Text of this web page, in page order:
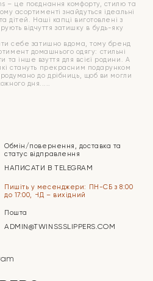
– це поєднання комфорту, стилю та
асортименті знайдуться ідеальні
дітей. Наші капці виготовлені з
відчуття затишку в будь-яку
себе затишно вдома, тому бренд
домашнього одягу: стильні
та інше взуття для всієї родини. А
стануть прекрасним подарунком
до дрібниць, щоб ви могли
дня.
Обмін/повернення, доставка та
статус відправлення
НАПИСАТИ В TELEGRAM
Пишіть у месенджери: ПН-СБ з 8:00
до 17:00, НД – вихідний
Пошта
ADMIN@TWINSSSLIPPERS.COM